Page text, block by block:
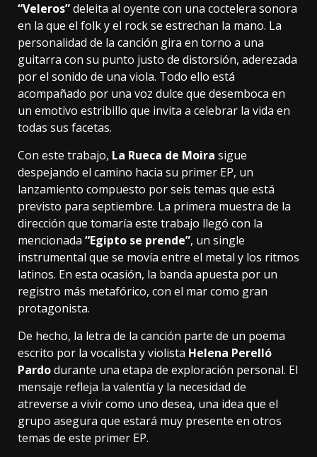
“Veleros”deleita al oyente con una coctelera sonora
en la que el folk y el rock se estrechan la mano. La
personalidad de la canción gira en torno a una
guitarra con su punto justo de distorsión, aderezada
por el sonido de una viola. Todo ello está
acompañado por una voz dulce que desemboca en
un emotivo estribillo que invita a celebrar la vida en
todas sus facetas.
Con este trabajo, La Rueca de Moira sigue
despejando el camino hacia su primer EP, un
lanzamiento compuesto por seis temas que está
previsto para septiembre. La primera muestra de la
dirección que tomaría este trabajo llegó con la
mencionada “Egipto se prende”, un single
instrumental que se movía entre el metal y los ritmos
latinos. En esta ocasión, la banda apuesta por un
registro más metafórico, con el mar como gran
protagonista.
De hecho, la letra de la canción parte de un poema
escrito por la vocalista y violista Helena Perelló
Pardodurante una etapa de exploración personal. El
mensaje refleja la valentía y la necesidad de
atreverse a vivir como uno desea, una idea que el
grupo asegura que estará muy presente en otros
temas de este primer EP.